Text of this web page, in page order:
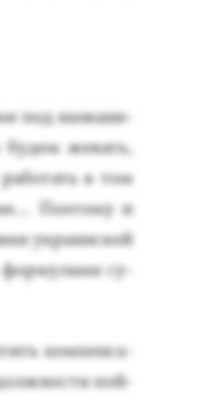
под наз­ва­ни­
же­вать,
в том
По­это­му и
ук­ра­ин­ской
су­
ком­пенса­
пой­